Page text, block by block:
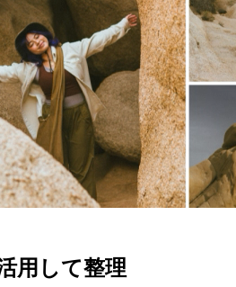
用して整理